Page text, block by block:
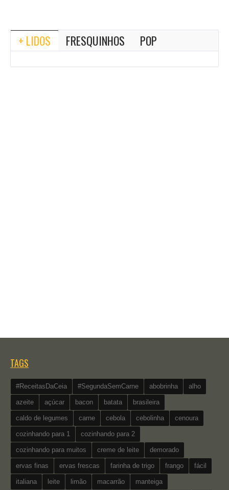
+ LIDOS FRESQUINHOS POP
TAGS
#ReceitasDaCeia #SegundaSemCarne abobrinha alho
azeite açúcar bacon batata brasileira
caldo de legumes carne cebola cebolinha cenoura
cozinhando para 1 cozinhando para 2
cozinhando para muitos creme de leite demorado
ervas finas ervas frescas farinha de trigo frango fácil
italiana leite limão macarrão manteiga